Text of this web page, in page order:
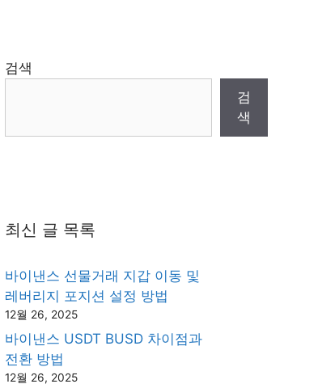
검색
검
색
최신 글 목록
바이낸스 선물거래 지갑 이동 및
레버리지 포지션 설정 방법
12월 26, 2025
바이낸스 USDT BUSD 차이점과
전환 방법
12월 26, 2025